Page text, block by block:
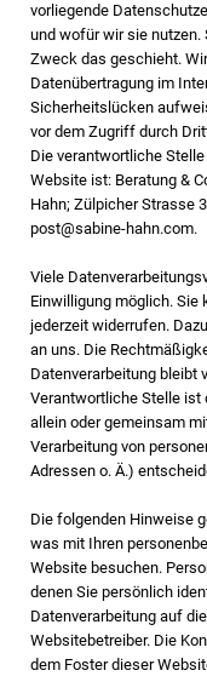
vorliegende
und wofür wir sie nutzen.
Zweck das geschieht.
Datenübertragung im
Sicherheitslücken
vor dem Zugriff durch
Die verantwortliche
Website ist: Beratung &
Hahn; Zülpicher Strasse
post@sabine-hahn.com.
Viele
Einwilligung möglich. Sie
jederzeit widerrufen.
an uns. Die
Datenverarbeitung bleibt
Verantwortliche Stelle ist
allein oder gemeinsam
Verarbeitung von
Adressen o. Ä.)
Die folgenden Hinweise
was mit Ihren
Website besuchen.
denen Sie persönlich
Datenverarbeitung auf
Websitebetreiber. Die
dem Foster dieser